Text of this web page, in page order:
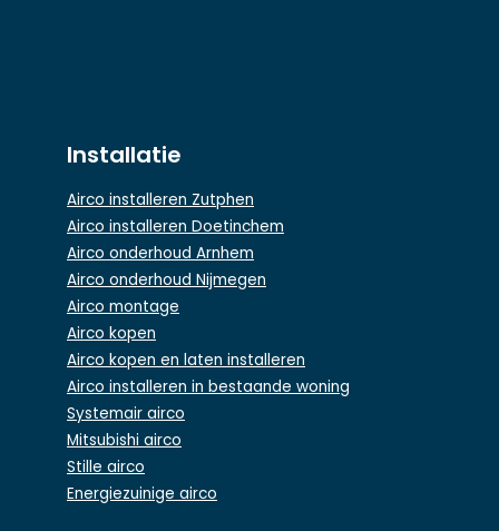
Installatie
Airco installeren Zutphen
Airco installeren Doetinchem
Airco onderhoud Arnhem
Airco onderhoud Nijmegen
Airco montage
Airco kopen
Airco kopen en laten installeren
Airco installeren in bestaande woning
Systemair airco
Mitsubishi airco
Stille airco
Energiezuinige airco